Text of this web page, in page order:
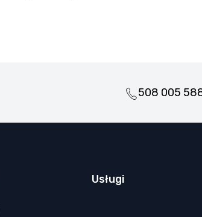
508 005
Usługi